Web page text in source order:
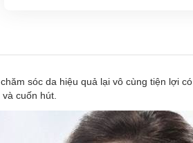
sóc da hiệu quả lại vô cùng tiện lợi
cuốn hút.